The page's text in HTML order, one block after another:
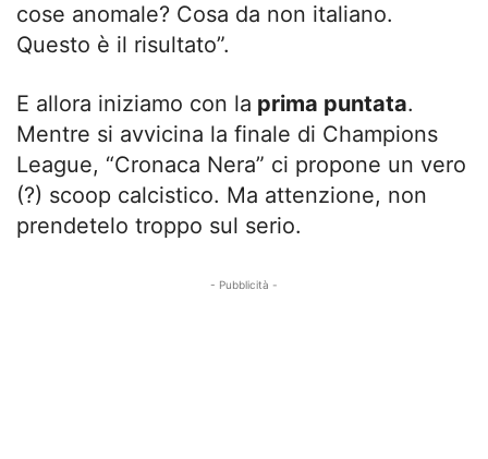
cose anomale? Cosa da non italiano.
Questo è il risultato”.
E allora iniziamo con la prima puntata.
Mentre si avvicina la finale di Champions
League, “Cronaca Nera” ci propone un vero
(?) scoop calcistico. Ma attenzione, non
prendetelo troppo sul serio.
- Pubblicità -